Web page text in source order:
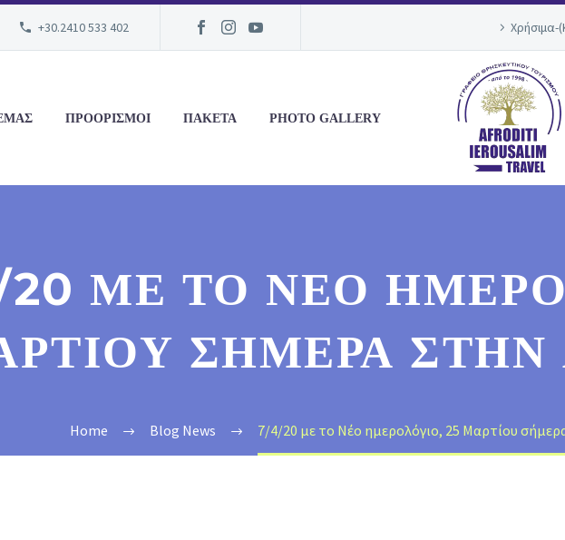
+30.2410 533 402 Χρήσιμα-
ΠΡΟΟΡΙΣΜΟΙ ΠΑΚΕΤΑ PHOTO GALLERY
ΜΕ ΤΟ ΝΈΟ
ΣΉΜΕΡΑ ΣΤΗΝ
Home Blog News 7/4/20 με το Νέο ημερολόγιο, 25 Μαρτίου